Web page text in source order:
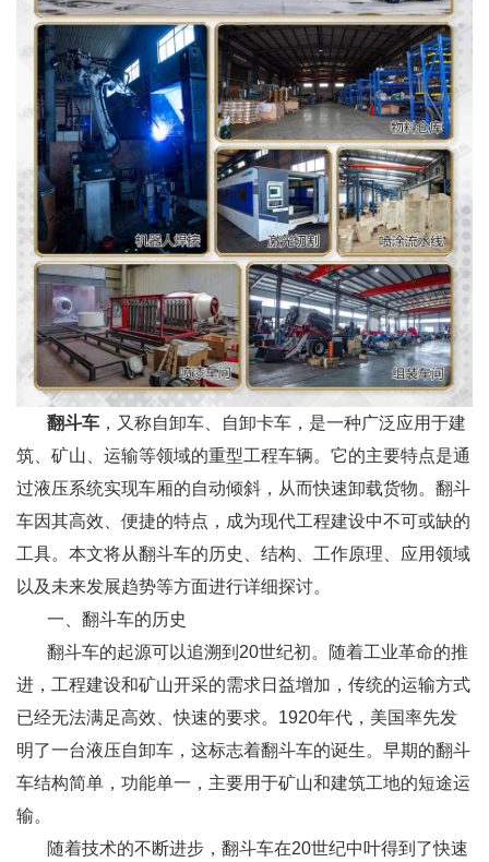
翻斗车 ，又称自卸车、自卸卡车，是一种广泛应用于建
筑、矿山、运输等领域的重型工程车辆。它的主要特点是通
过液压系统实现车厢的自动倾斜，从而快速卸载货物。翻斗
车因其高效、便捷的特点，成为现代工程建设中不可或缺的
工具。本文将从翻斗车的历史、结构、工作原理、应用领域
以及未来发展趋势等方面进行详细探讨。
一、翻斗车的历史
翻斗车的起源可以追溯到20世纪初。随着工业革命的推
进，工程建设和矿山开采的需求日益增加，传统的运输方式
已经无法满足高效、快速的要求。1920年代，美国率先发
明了一台液压自卸车，这标志着翻斗车的诞生。早期的翻斗
车结构简单，功能单一，主要用于矿山和建筑工地的短途运
输。
随着技术的不断进步，翻斗车在20世纪中叶得到了快速